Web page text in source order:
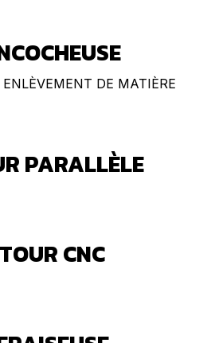
DE MATIÈRE
PARALLÈLE
TOUR CNC